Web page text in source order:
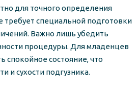
для точного определения
требует специальной подготовки
Важно лишь убедить
процедуры. Для младенцев
спокойное состояние, что
и сухости подгузника.